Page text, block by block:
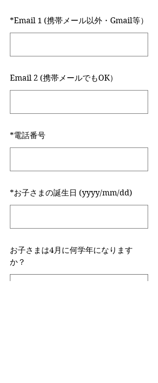
*Email 1 (携帯メール以外・Gmail等）
Email 2 (携帯メールでもOK）
*電話番号
*お子さまの誕生日 (yyyy/mm/dd)
お子さまは4月に何学年になります
か？